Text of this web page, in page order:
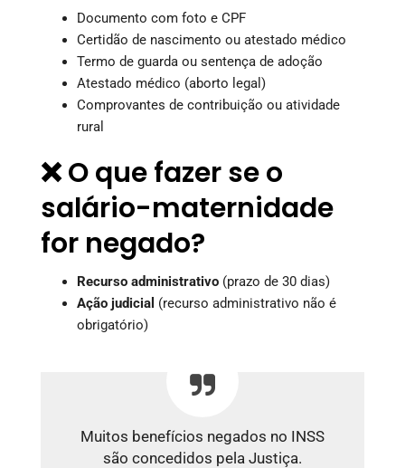
Documento com foto e CPF
Certidão de nascimento ou atestado médico
Termo de guarda ou sentença de adoção
Atestado médico (aborto legal)
Comprovantes de contribuição ou atividade
rural
❌ O que fazer se o
salário-maternidade
for negado?
Recurso administrativo (prazo de 30 dias)
Ação judicial (recurso administrativo não é
obrigatório)
Muitos benefícios negados no INSS
são concedidos pela Justiça.